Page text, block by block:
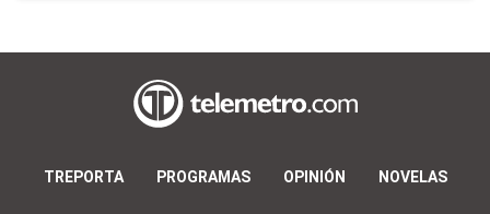
TREPORTA PROGRAMAS OPINIÓN NOVELAS